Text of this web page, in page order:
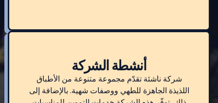
أنشطة الشركة
شركة ناشئة تقدّم مجموعة متنوعة من الأطباق
اللذيذة الجاهزة للطهي ووصفات شهية. بالإضافة إلى